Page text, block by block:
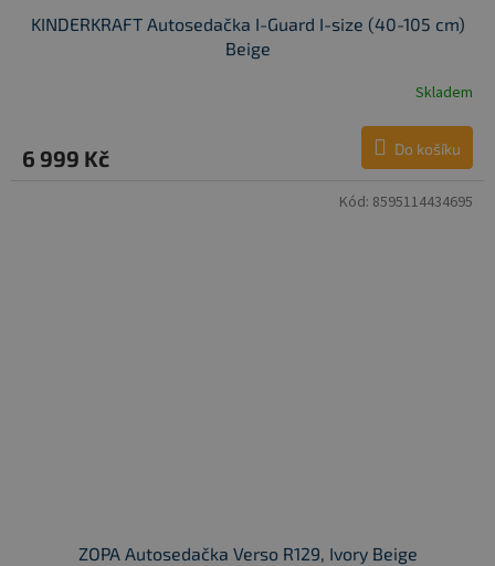
KINDERKRAFT Autosedačka I-Guard I-size (40-105 cm)
Beige
Skladem
6 999 Kč Do košíku
ZOPA Autosedačka Verso R129, Ivory Beige
Kód: 8595114434695